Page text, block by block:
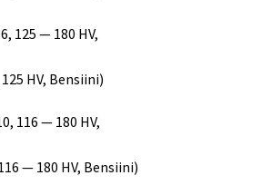
125 — 180 HV,
HV, Bensiini)
116 — 180 HV,
— 180 HV, Bensiini)